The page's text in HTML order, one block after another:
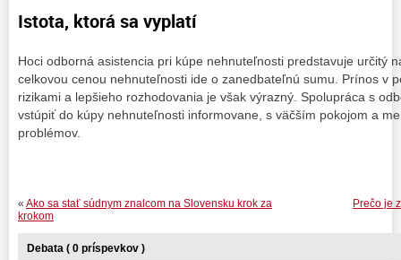
Istota, ktorá sa vyplatí
Hoci odborná asistencia pri kúpe nehnuteľnosti predstavuje určitý
celkovou cenou nehnuteľnosti ide o zanedbateľnú sumu. Prínos v
rizikami a lepšieho rozhodovania je však výrazný. Spolupráca s
vstúpiť do kúpy nehnuteľnosti informovane, s väčším pokojom a
problémov.
Prečo je
« Ako sa stať súdnym znalcom na Slovensku krok za
krokom
Debata ( 0 príspevkov )